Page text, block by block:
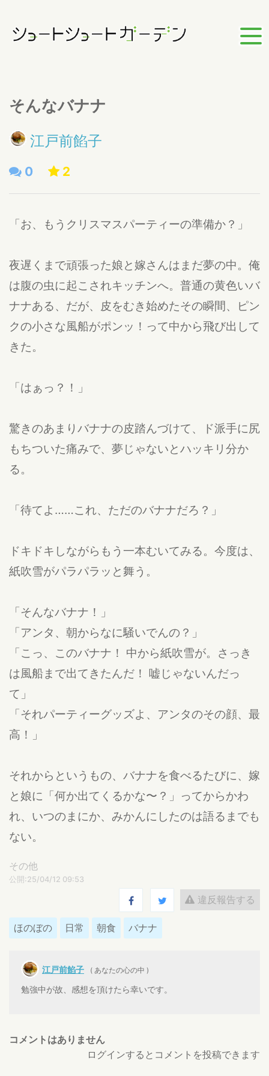
そんなバナナ
江戸前餡子
0 2
「お、もうクリスマスパーティーの準備か？」
夜遅くまで頑張った娘と嫁さんはまだ夢の中。俺
は腹の虫に起こされキッチンへ。普通の黄色いバ
ナナある、だが、皮をむき始めたその瞬間、ピン
クの小さな風船がポンッ！って中から飛び出して
きた。
「はぁっ？！」
驚きのあまりバナナの皮踏んづけて、ド派手に尻
もちついた痛みで、夢じゃないとハッキリ分か
る。
「待てよ……これ、ただのバナナだろ？」
ドキドキしながらもう一本むいてみる。今度は、
紙吹雪がパラパラッと舞う。
「そんなバナナ！」
「アンタ、朝からなに騒いでんの？」
「こっ、このバナナ！ 中から紙吹雪が。さっき
は風船まで出てきたんだ！ 嘘じゃないんだっ
て」
「それパーティーグッズよ、アンタのその顔、最
高！」
それからというもの、バナナを食べるたびに、嫁
と娘に「何か出てくるかな〜？」ってからかわ
れ、いつのまにか、みかんにしたのは語るまでも
ない。
その他
公開:25/04/12 09:53
違反報告する
ほのぼの 日常 朝食 バナナ
江戸前餡子 ( あなたの心の中 )
勉強中が故、感想を頂けたら幸いです。
コメントはありません
ログインするとコメントを投稿できます